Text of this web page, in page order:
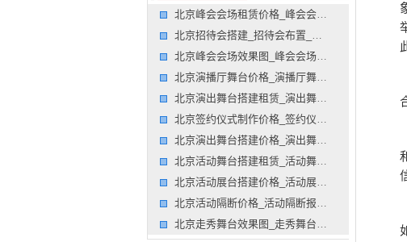
北京峰会会场租赁价格_峰会会场租赁报价_峰会会场租赁价格
北京招待会搭建_招待会布置_招待会搭建公司
北京峰会会场效果图_峰会会场图片_峰会会场效果图公司
北京演播厅舞台价格_演播厅舞台报价_演播厅舞台价格公司
北京演出舞台搭建租赁_演出舞台搭建出租_演出舞台搭建租赁
北京签约仪式制作价格_签约仪式制作报价_签约仪式制作价格
北京演出舞台搭建价格_演出舞台搭建报价_演出舞台搭建价格
北京活动舞台搭建租赁_活动舞台搭建出租_活动舞台搭建租赁
北京活动展台搭建价格_活动展台搭建报价_展台展台装修公司
北京活动隔断价格_活动隔断报价_屏风屏风搭建公司
北京走秀舞台效果图_走秀舞台图片_走秀舞台效果图公司